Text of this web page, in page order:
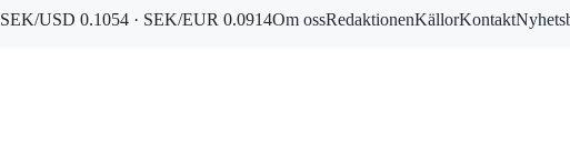
SEK/USD 0.1054 · SEK/EUR 0.0914Om ossRedaktionenKällorKontakt